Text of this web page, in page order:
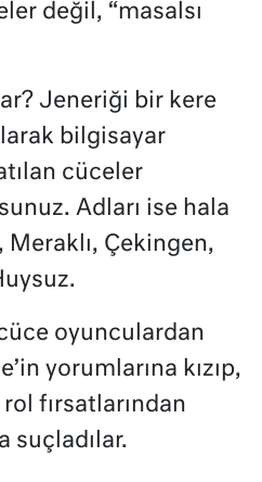
değil, “masalsı
Jeneriği bir kere
bilgisayar
cüceler
Adları ise hala
Meraklı, Çekingen,
oyunculardan
yorumlarına kızıp,
fırsatlarından
suçladılar.